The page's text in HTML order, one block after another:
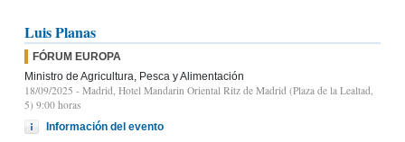
Luis Planas
FÓRUM EUROPA
Ministro de Agricultura, Pesca y Alimentación
18/09/2025 - Madrid, Hotel Mandarin Oriental Ritz de Madrid (Plaza de la Lealtad,
5) 9:00 horas
Información del evento